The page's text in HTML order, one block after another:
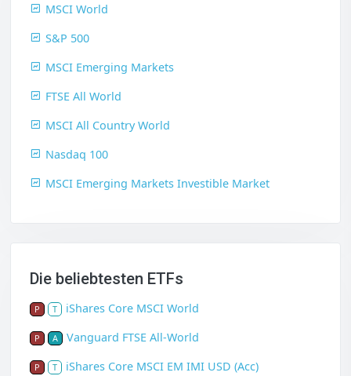
MSCI World
S&P 500
MSCI Emerging Markets
FTSE All World
MSCI All Country World
Nasdaq 100
MSCI Emerging Markets Investible Market
Die beliebtesten ETFs
P T iShares Core MSCI World
P A Vanguard FTSE All-World
P T iShares Core MSCI EM IMI USD (Acc)